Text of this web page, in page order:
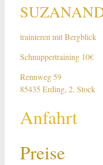
trainieren mit Bergblick
Schnuppertraining 10€
Rennweg 59
85435 Erding, 2. Stock
Anfahrt
Preise